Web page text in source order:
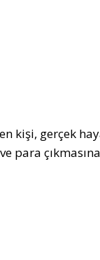
kişi, gerçek
para